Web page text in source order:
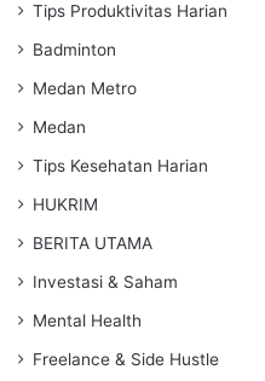
Tips Produktivitas Harian
Badminton
Medan Metro
Medan
Tips Kesehatan Harian
HUKRIM
BERITA UTAMA
Investasi & Saham
Mental Health
Freelance & Side Hustle